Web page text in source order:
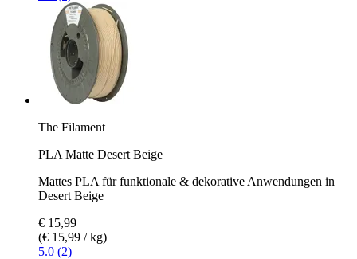
The Filament
PLA Matte Desert Beige
Mattes PLA für funktionale & dekorative Anwendungen in
Desert Beige
€ 15,99
(€ 15,99 / kg)
5.0 (2)